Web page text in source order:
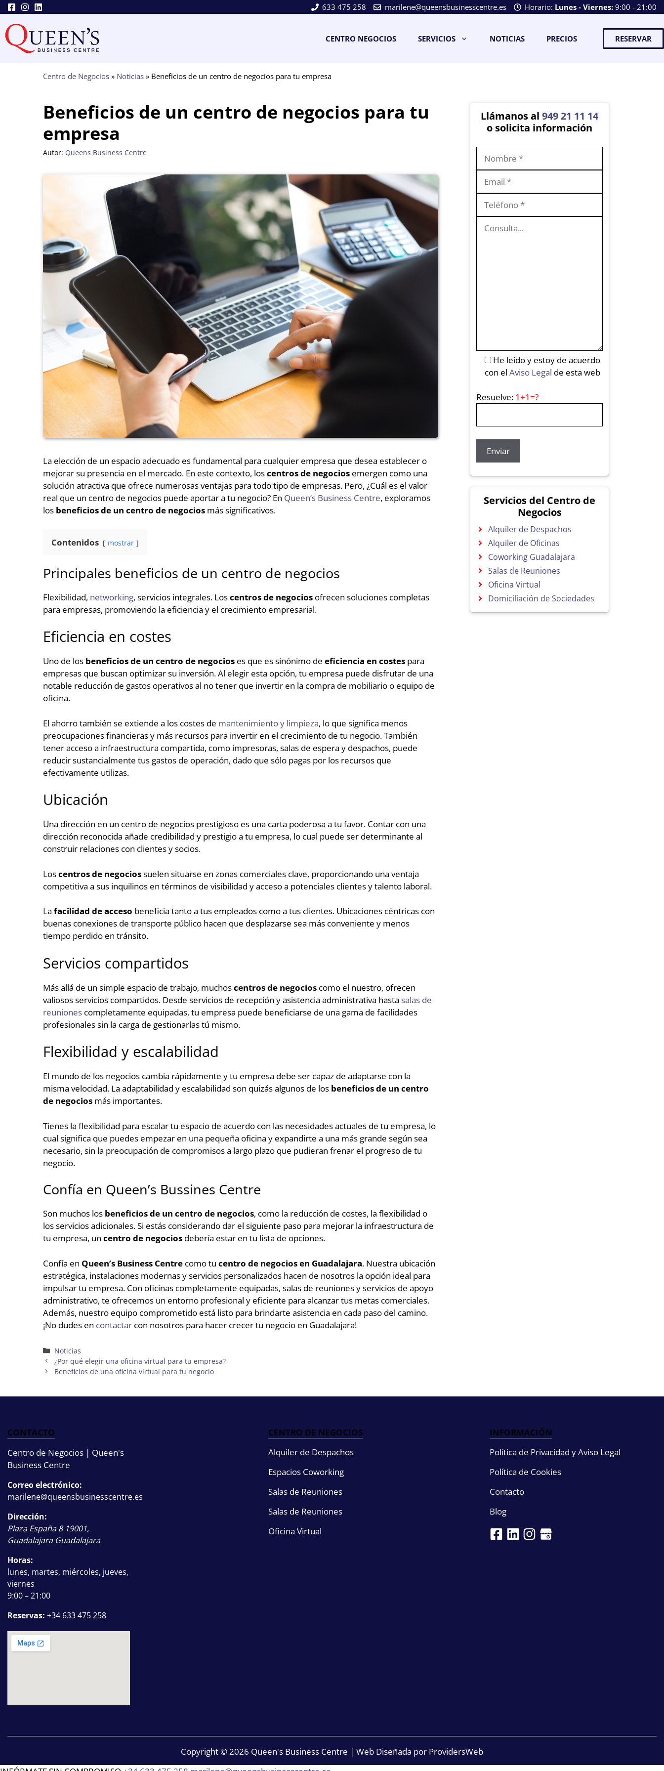
Saltar
contenido
633 475 258 marilene@queensbusinesscentre.es Horario: Lunes - Viernes: 9:00 - 21:00
CENTRO NEGOCIOS SERVICIOS NOTICIAS PRECIOS RESERVAR
Centro de Negocios » Noticias » Beneficios de un centro de negocios para tu empresa
Beneficios de un centro de negocios para tu
empresa
Autor: Queens Business Centre
La elección de un espacio adecuado es fundamental para cualquier empresa que desea establecer o
mejorar su presencia en el mercado. En este contexto, loscentros de negocios emergen como una
solución atractiva que ofrece numerosas ventajas para todo tipo de empresas. Pero, ¿Cuál es el valor
real que un centro de negocios puede aportar a tu negocio? En Queen’s Business Centre, exploramos
los beneficios de un centro de negocios más significativos.
Contenidos mostrar
Principales beneficios de un centro de negocios
Flexibilidad, networking, servicios integrales. Loscentros de negocios ofrecen soluciones completas
para empresas, promoviendo la eficiencia y el crecimiento empresarial.
Eficiencia en costes
Uno de los beneficios de un centro de negocios es que es sinónimo de eficiencia en costes para
empresas que buscan optimizar su inversión. Al elegir esta opción, tu empresa puede disfrutar de una
notable reducción de gastos operativos al no tener que invertir en la compra de mobiliario o equipo de
oficina.
El ahorro también se extiende a los costes de mantenimiento y limpieza, lo que significa menos
preocupaciones financieras y más recursos para invertir en el crecimiento de tu negocio. También
tener acceso a infraestructura compartida, como impresoras, salas de espera y despachos, puede
reducir sustancialmente tus gastos de operación, dado que sólo pagas por los recursos que
efectivamente utilizas.
Ubicación
Una dirección en un centro de negocios prestigioso es una carta poderosa a tu favor. Contar con una
dirección reconocida añade credibilidad y prestigio a tu empresa, lo cual puede ser determinante al
construir relaciones con clientes y socios.
Loscentros de negociossuelen situarse en zonas comerciales clave, proporcionando una ventaja
competitiva a sus inquilinos en términos de visibilidad y acceso a potenciales clientes y talento laboral.
La facilidad de acceso beneficia tanto a tus empleados como a tus clientes. Ubicaciones céntricas con
buenas conexiones de transporte público hacen que desplazarse sea más conveniente y menos
tiempo perdido en tránsito.
Servicios compartidos
Más allá de un simple espacio de trabajo, muchoscentros de negocios como el nuestro, ofrecen
valiosos servicios compartidos. Desde servicios de recepción y asistencia administrativa hasta salas de
reuniones completamente equipadas, tu empresa puede beneficiarse de una gama de facilidades
profesionales sin la carga de gestionarlas tú mismo.
Flexibilidad y escalabilidad
El mundo de los negocios cambia rápidamente y tu empresa debe ser capaz de adaptarse con la
misma velocidad. La adaptabilidad y escalabilidad son quizás algunos de los beneficios de un centro
de negocios más importantes.
Tienes la flexibilidad para escalar tu espacio de acuerdo con las necesidades actuales de tu empresa, lo
cual significa que puedes empezar en una pequeña oficina y expandirte a una más grande según sea
necesario, sin la preocupación de compromisos a largo plazo que pudieran frenar el progreso de tu
negocio.
Confía en Queen’s Bussines Centre
Son muchos los beneficios de un centro de negocios, como la reducción de costes, la flexibilidad o
los servicios adicionales. Si estás considerando dar el siguiente paso para mejorar la infraestructura de
tu empresa, un centro de negocios debería estar en tu lista de opciones.
Confía en Queen’s Business Centre como tu centro de negocios en Guadalajara. Nuestra ubicación
estratégica, instalaciones modernas y servicios personalizados hacen de nosotros la opción ideal para
impulsar tu empresa. Con oficinas completamente equipadas, salas de reuniones y servicios de apoyo
administrativo, te ofrecemos un entorno profesional y eficiente para alcanzar tus metas comerciales.
Además, nuestro equipo comprometido está listo para brindarte asistencia en cada paso del camino.
¡No dudes en contactar con nosotros para hacer crecer tu negocio en Guadalajara!
Categorías
Noticias
¿Por qué elegir una oficina virtual para tu empresa?
Beneficios de una oficina virtual para tu negocio
Llámanos al 949 21 11 14
o solicita información
He leído y estoy de acuerdo
con el Aviso Legal de esta web
Resuelve: 1+1=?
Servicios del Centro de
Negocios
Alquiler de Despachos
Alquiler de Oficinas
Coworking Guadalajara
Salas de Reuniones
Oficina Virtual
Domiciliación de Sociedades
CONTACTO
Centro de Negocios | Queen's
Business Centre
Correo electrónico:
marilene@queensbusinesscentre.es
Dirección:
Plaza España 8 19001,
Guadalajara Guadalajara
Horas:
lunes, martes, miércoles, jueves,
viernes
9:00 – 21:00
Reservas: +34 633 475 258
CENTRO DE NEGOCIOS
Alquiler de Despachos
Espacios Coworking
Salas de Reuniones
Salas de Reuniones
Oficina Virtual
INFORMACIÓN
Política de Privacidad y Aviso Legal
Política de Cookies
Contacto
Blog
Copyright © 2026 Queen's Business Centre | Web Diseñada por ProvidersWeb